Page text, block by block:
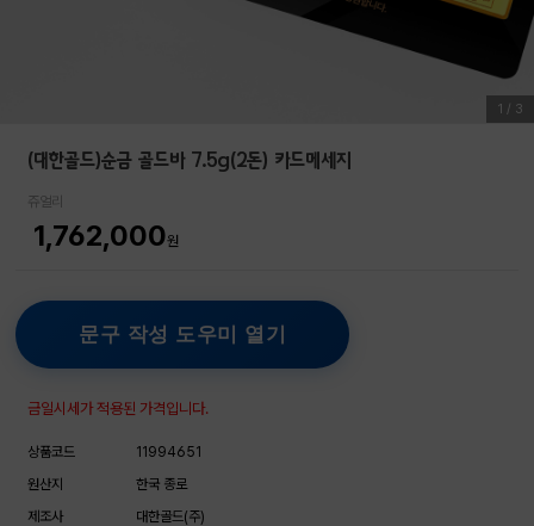
1 / 3
(대한골드)순금 골드바 7.5g(2돈) 카드메세지
쥬얼리
1,762,000원
문구 작성 도우미 열기
금일시세가 적용된 가격입니다.
상품코드
11994651
원산지
한국 종로
제조사
대한골드(주)